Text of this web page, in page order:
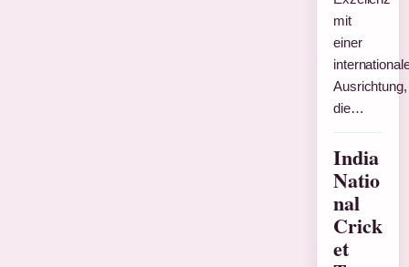
mit
einer
Ausrichtung,
die…
India
Natio
nal
Crick
et